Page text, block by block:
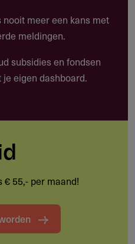
rondom milieu en
(ngo's) en netwerken
meer een kans met
meldingen.
subsidies en fondsen
eigen dashboard.
55,- per maand!